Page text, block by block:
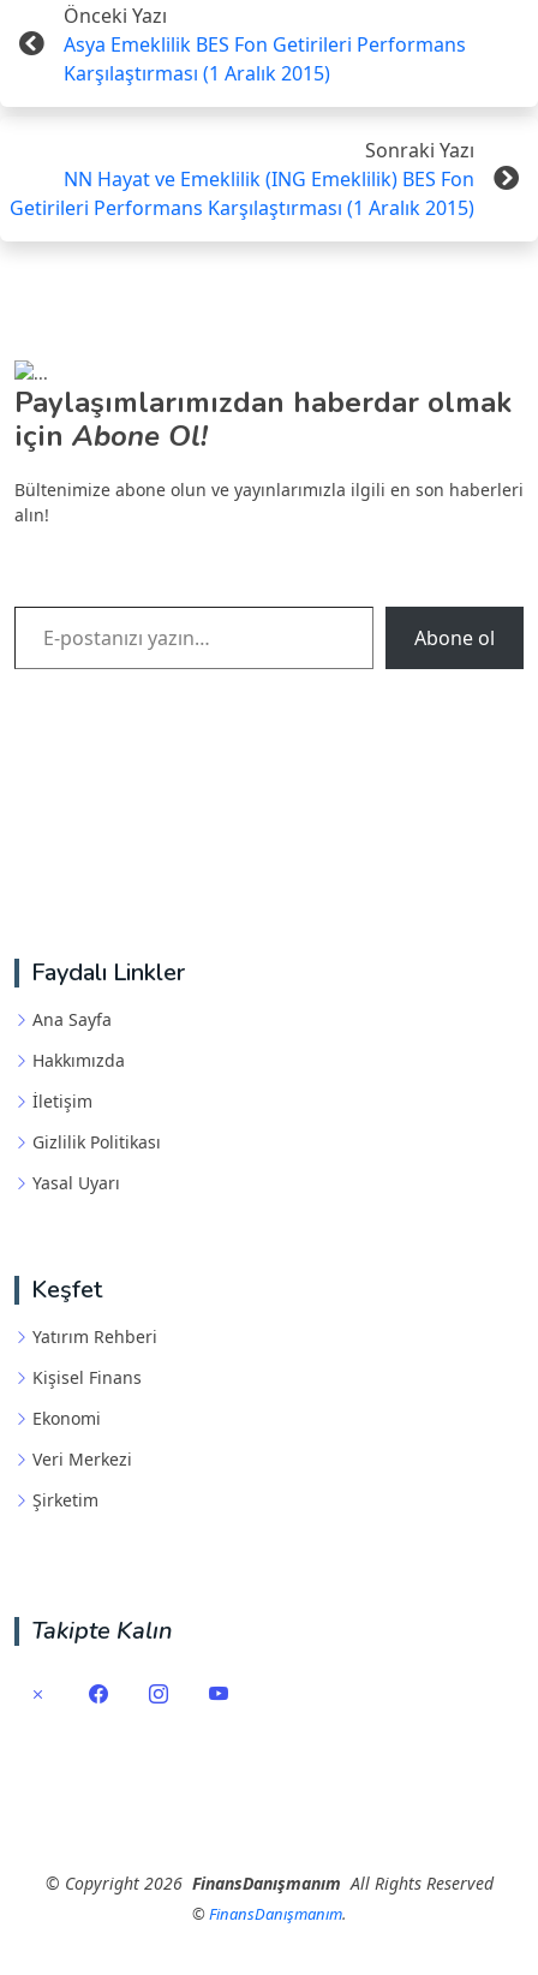
Önceki Yazı
Asya Emeklilik BES Fon Getirileri Performans
Karşılaştırması (1 Aralık 2015)
Sonraki Yazı
NN Hayat ve Emeklilik (ING Emeklilik) BES Fon
Getirileri Performans Karşılaştırması (1 Aralık 2015)
Paylaşımlarımızdan haberdar olmak
için Abone Ol!
Bültenimize abone olun ve yayınlarımızla ilgili en son haberleri
alın!
E-postanızı yazın…
Abone ol
Faydalı Linkler
Ana Sayfa
Hakkımızda
İletişim
Gizlilik Politikası
Yasal Uyarı
Keşfet
Yatırım Rehberi
Kişisel Finans
Ekonomi
Veri Merkezi
Şirketim
Takipte Kalın
© Copyright2026 FinansDanışmanım All Rights Reserved
©FinansDanışmanım.